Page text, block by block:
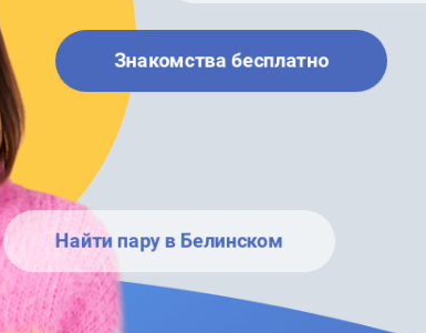
Знакомства бесплатно
Найти пару в Белинском